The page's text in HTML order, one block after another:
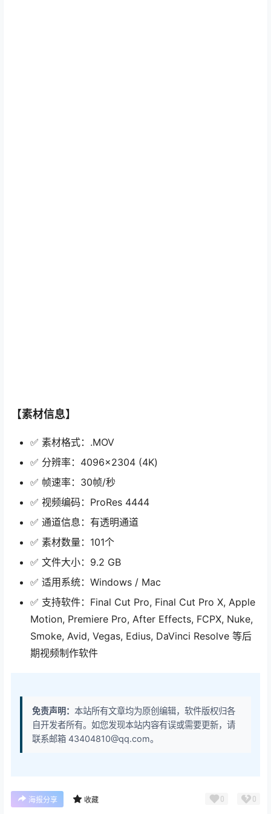
【素材信息】
✅ 素材格式：.MOV
✅ 分辨率：4096×2304 (4K)
✅ 帧速率：30帧/秒
✅ 视频编码：ProRes 4444
✅ 通道信息：有透明通道
✅ 素材数量：101个
✅ 文件大小：9.2 GB
✅ 适用系统：Windows / Mac
✅ 支持软件：Final Cut Pro, Final Cut Pro X, Apple
Motion, Premiere Pro, After Effects, FCPX, Nuke,
Smoke, Avid, Vegas, Edius, DaVinci Resolve 等后
期视频制作软件
免责声明： 本站所有文章均为原创编辑，软件版权归各
自开发者所有。如您发现本站内容有误或需要更新，请
联系邮箱 43404810@qq.com。
海报分享 收藏 0 0